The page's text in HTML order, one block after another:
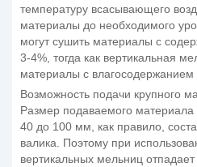
температуру всасывающего
материалы до необходимого
могут сушить материалы с
3-4%, тогда как вертикальная
материалы с влагосодержанием
Возможность подачи крупного
Размер подаваемого материала
40 до 100 мм, как правило,
валика. Поэтому при
вертикальных мельниц